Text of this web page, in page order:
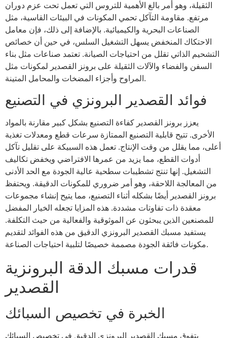
الثقيلة، وهو أمر بالغ الأهمية للتروس التي تعمل تحت عزم دوران
مرتفع. مقاومة التآكل تحمي المكونات في البيئات القاسية، مثل
الصناعات البحرية والكيميائية. بالإضافة إلى ذلك، فإن معامل
الاحتكاك المنخفض يسهل التشغيل السلس، في حين أن خصائص
التشحيم الذاتي تقلل من احتياجات الصيانة. تعتمد صناعات مثل بناء
السفن والفضاء والآلات الثقيلة على برونز القصدير لمكونات مثل
المراوح وأجزاء المضخات والمحامل المتينة.
فوائد القصدير البرونزي في التصنيع
يعزز برونز القصدير كفاءة التصنيع بشكل كبير مقارنة بالمواد
الأخرى. تتيح قابلية التصنيع الممتازة سرعات قطع ومعدلات تغذية
أعلى، مما يقلل من وقت الإنتاج. تعمل هذه السبيكة على تقليل تآكل
أدوات القطع، مما يزيد من عمرها الافتراضي ويخفض تكاليف
التشغيل. إنها تنتج تشطيبات سطحية عالية الجودة مع الحد الأدنى
من المعالجة اللاحقة، وهو أمر ضروري للمكونات الدقيقة. ويحتفظ
برونز القصدير أيضًا بشكله أثناء التصنيع، مما يتيح إنشاء مجموعات
معقدة ذات تفاوتات مشددة. هذه المزايا تجعله الخيار المفضل
للمصنعين الذين يبحثون عن الموثوقية والفعالية من حيث التكلفة.
يستفيد مسبك القصدير البرونزي الدقيق من هذه الفوائد لتقديم
مكونات فائقة الجودة مصممة خصيصًا لتلبية احتياجات الصناعة.
قدرات مسبك الدقة البرونزية
القصدير
الخبرة في تخصيص السبائك
يتفوق مسبك القصدير البرونزي الدقيق في تخصيص السبائك